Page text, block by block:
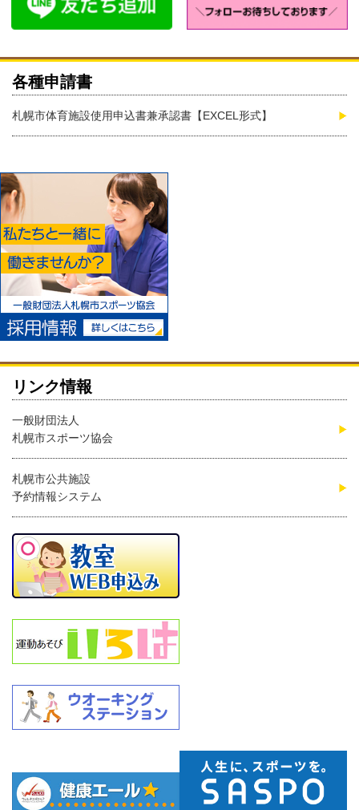
各種申請書
札幌市体育施設使用申込書兼承認書【EXCEL形式】
リンク情報
一般財団法人
札幌市スポーツ協会
札幌市公共施設
予約情報システム